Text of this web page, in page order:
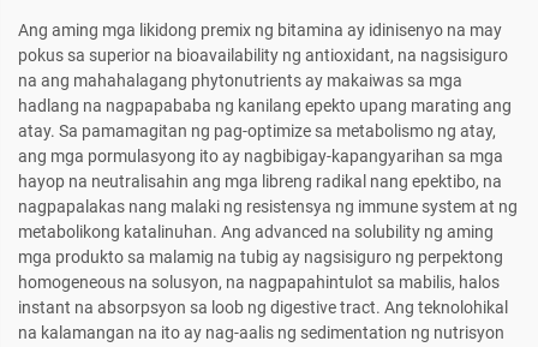
Ang aming mga likidong premix ng bitamina ay idinisenyo na may
pokus sa superior na bioavailability ng antioxidant, na nagsisiguro
na ang mahahalagang phytonutrients ay makaiwas sa mga
hadlang na nagpapababa ng kanilang epekto upang marating ang
atay. Sa pamamagitan ng pag-optimize sa metabolismo ng atay,
ang mga pormulasyong ito ay nagbibigay-kapangyarihan sa mga
hayop na neutralisahin ang mga libreng radikal nang epektibo, na
nagpapalakas nang malaki ng resistensya ng immune system at ng
metabolikong katalinuhan. Ang advanced na solubility ng aming
mga produkto sa malamig na tubig ay nagsisiguro ng perpektong
homogeneous na solusyon, na nagpapahintulot sa mabilis, halos
instant na absorpsyon sa loob ng digestive tract. Ang teknolohikal
na kalamangan na ito ay nag-aalis ng sedimentation ng nutrisyon